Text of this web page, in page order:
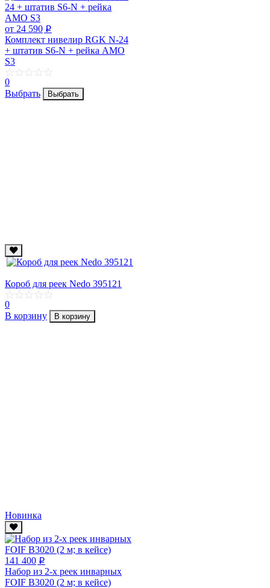
от 24 590 p
Комплект нивелир RGK N-24
+ штатив S6-N + рейка AMO
S3
0
Выбрать
Выбрать
Короб для реек Nedo 395121
0
В корзину
В корзину
Новинка
141 400 p
Набор из 2-х реек инварных
FOIF B3020 (2 м; в кейсе)